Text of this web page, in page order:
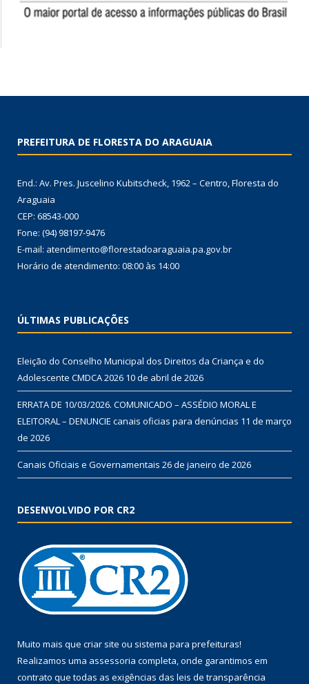
PREFEITURA DE FLORESTA DO ARAGUAIA
End.: Av. Pres. Juscelino Kubitscheck, 1962 – Centro, Floresta do
Araguaia
CEP: 68543-000
Fone: (94) 98197-9476
E-mail: atendimento@florestadoaraguaia.pa.gov.br
Horário de atendimento: 08:00 às 14:00
ÚLTIMAS PUBLICAÇÕES
Eleição do Conselho Municipal dos Direitos da Criança e do
Adolescente CMDCA 2026 10 de abril de 2026
ERRATA DE 10/03/2026. COMUNICADO – ASSÉDIO MORAL E
ELEITORAL – DENUNCIE canais oficias para denúncias 11 de março
de 2026
Canais Oficiais e Governamentais 26 de janeiro de 2026
DESENVOLVIDO POR CR2
Muito mais que criar site ou sistema para prefeituras!
Realizamos uma assessoria completa, onde garantimos em
contrato que todas as exigências das leis de transparência